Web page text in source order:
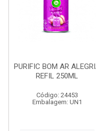
PURIFIC BOM AR
REFIL 250ML
Código: 24453
Embalagem: UN1